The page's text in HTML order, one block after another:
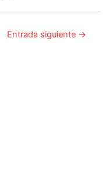
Entrada siguiente →